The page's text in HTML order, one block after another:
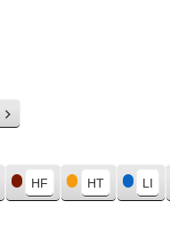
HF HT LI